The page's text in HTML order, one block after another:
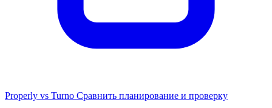
Properly vs Turno Сравнить планирование и проверку